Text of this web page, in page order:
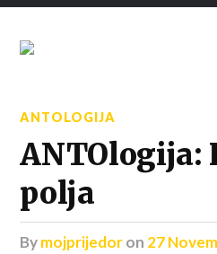
ANTOLOGIJA
ANTOlogija:
polja
bymojprijedoron 27